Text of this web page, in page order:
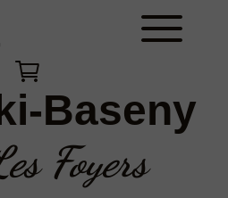
Baseny
Foyers